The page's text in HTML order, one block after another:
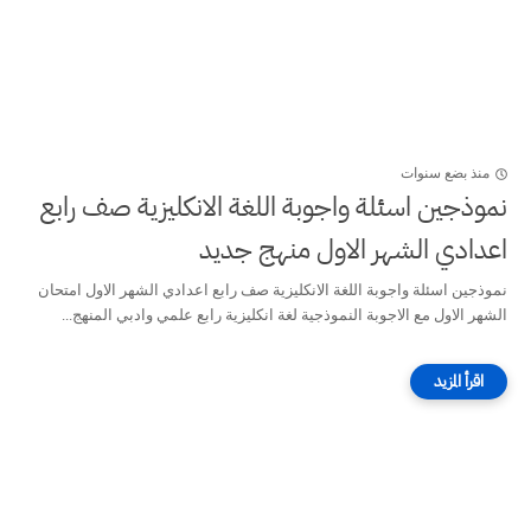
منذ بضع سنوات
نموذجين اسئلة واجوبة اللغة الانكليزية صف رابع
اعدادي الشهر الاول منهج جديد
نموذجين اسئلة واجوبة اللغة الانكليزية صف رابع اعدادي الشهر الاول امتحان
الشهر الاول مع الاجوبة النموذجية لغة انكليزية رابع علمي وادبي المنهج...